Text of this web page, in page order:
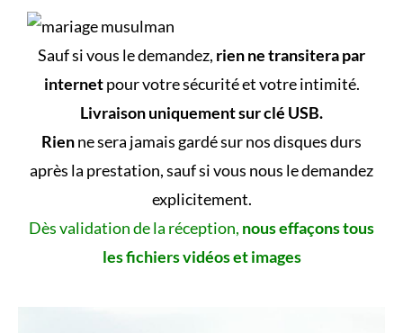
Sauf si vous le demandez, rien ne transitera par
internetpour votre sécurité et votre intimité.
Livraison uniquement sur clé USB.
Rienne sera jamais gardé sur nos disques durs
après la prestation, sauf si vous nous le demandez
explicitement.
Dès validation de la réception, nous effaçons tous
les fichiers vidéos et images